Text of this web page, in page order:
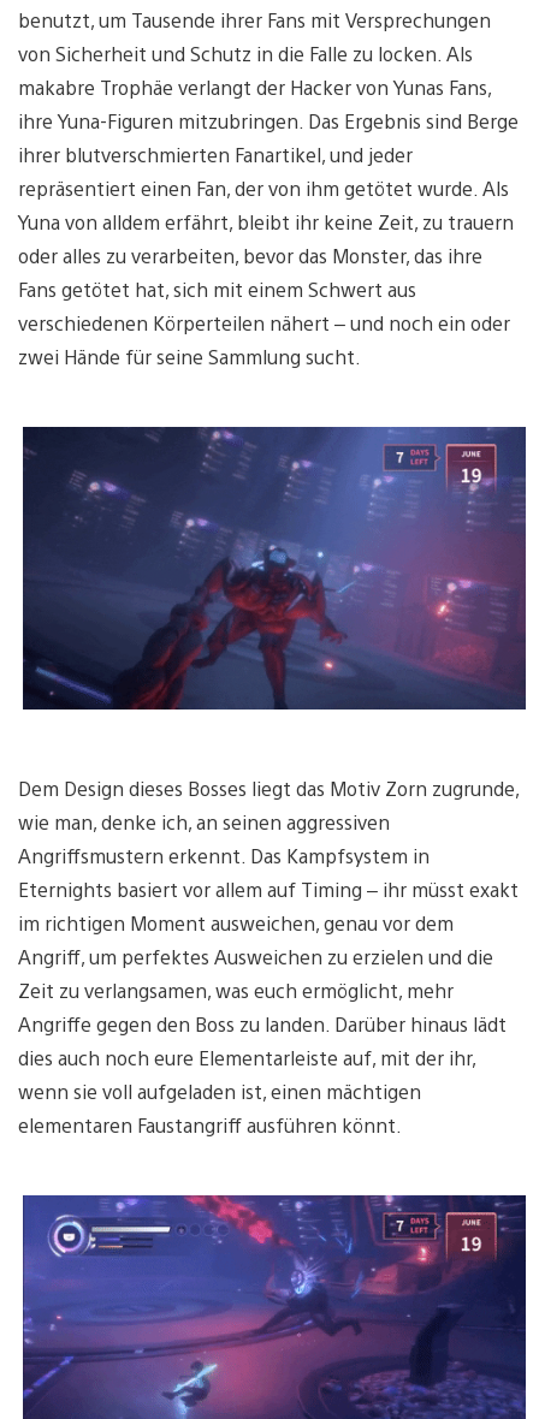
benutzt, um Tausende ihrer Fans mit Versprechungen
von Sicherheit und Schutz in die Falle zu locken. Als
makabre Trophäe verlangt der Hacker von Yunas Fans,
ihre Yuna-Figuren mitzubringen. Das Ergebnis sind Berge
ihrer blutverschmierten Fanartikel, und jeder
repräsentiert einen Fan, der von ihm getötet wurde. Als
Yuna von alldem erfährt, bleibt ihr keine Zeit, zu trauern
oder alles zu verarbeiten, bevor das Monster, das ihre
Fans getötet hat, sich mit einem Schwert aus
verschiedenen Körperteilen nähert – und noch ein oder
zwei Hände für seine Sammlung sucht.
Dem Design dieses Bosses liegt das Motiv Zorn zugrunde,
wie man, denke ich, an seinen aggressiven
Angriffsmustern erkennt. Das Kampfsystem in
Eternights basiert vor allem auf Timing – ihr müsst exakt
im richtigen Moment ausweichen, genau vor dem
Angriff, um perfektes Ausweichen zu erzielen und die
Zeit zu verlangsamen, was euch ermöglicht, mehr
Angriffe gegen den Boss zu landen. Darüber hinaus lädt
dies auch noch eure Elementarleiste auf, mit der ihr,
wenn sie voll aufgeladen ist, einen mächtigen
elementaren Faustangriff ausführen könnt.